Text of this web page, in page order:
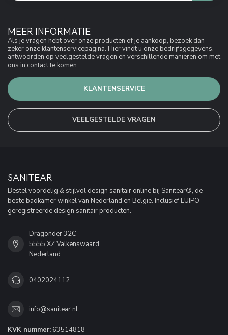
MEER INFORMATIE
Als je vragen hebt over onze producten of je aankoop, bezoek dan
zeker onze klantenservicepagina. Hier vindt u onze bedrijfsgegevens,
antwoorden op veelgestelde vragen en verschillende manieren om met
ons in contact te komen.
KLANTENSERVICE
VEELGESTELDE VRAGEN
SANITEAR
Bestel voordelig & stijlvol design sanitair online bij Sanitear®, de
beste badkamer winkel van Nederland en België. Inclusief EUIPO
geregistreerde design sanitair producten.
Dragonder 32C
5555 XZ Valkenswaard
Nederland
0402024112
info@sanitear.nl
KVK nummer: 63514818